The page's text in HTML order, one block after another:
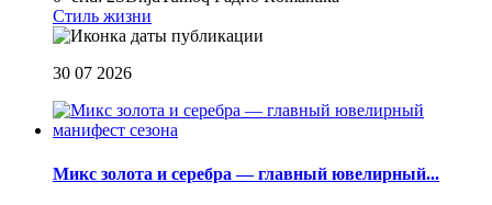
Стиль жизни
30 07 2026
Микс золота и серебра — главный ювелирный...